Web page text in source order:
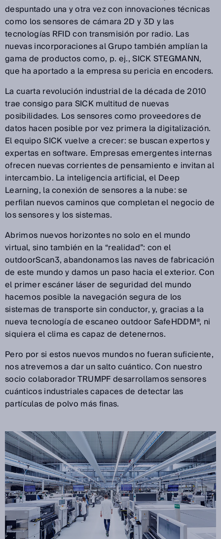
despuntado una y otra vez con innovaciones técnicas
como los sensores de cámara 2D y 3D y las
tecnologías RFID con transmisión por radio. Las
nuevas incorporaciones al Grupo también amplían la
gama de productos como, p. ej., SICK STEGMANN,
que ha aportado a la empresa su pericia en encoders.
La cuarta revolución industrial de la década de 2010
trae consigo para SICK multitud de nuevas
posibilidades. Los sensores como proveedores de
datos hacen posible por vez primera la digitalización.
El equipo SICK vuelve a crecer: se buscan expertos y
expertas en software. Empresas emergentes internas
ofrecen nuevas corrientes de pensamiento e invitan al
intercambio. La inteligencia artificial, el Deep
Learning, la conexión de sensores a la nube: se
perfilan nuevos caminos que completan el negocio de
los sensores y los sistemas.
Abrimos nuevos horizontes no solo en el mundo
virtual, sino también en la “realidad”: con el
outdoorScan3, abandonamos las naves de fabricación
de este mundo y damos un paso hacia el exterior. Con
el primer escáner láser de seguridad del mundo
hacemos posible la navegación segura de los
sistemas de transporte sin conductor, y, gracias a la
nueva tecnología de escaneo outdoor SafeHDDM®, ni
siquiera el clima es capaz de detenernos.
Pero por si estos nuevos mundos no fueran suficiente,
nos atrevemos a dar un salto cuántico. Con nuestro
socio colaborador TRUMPF desarrollamos sensores
cuánticos industriales capaces de detectar las
partículas de polvo más finas.